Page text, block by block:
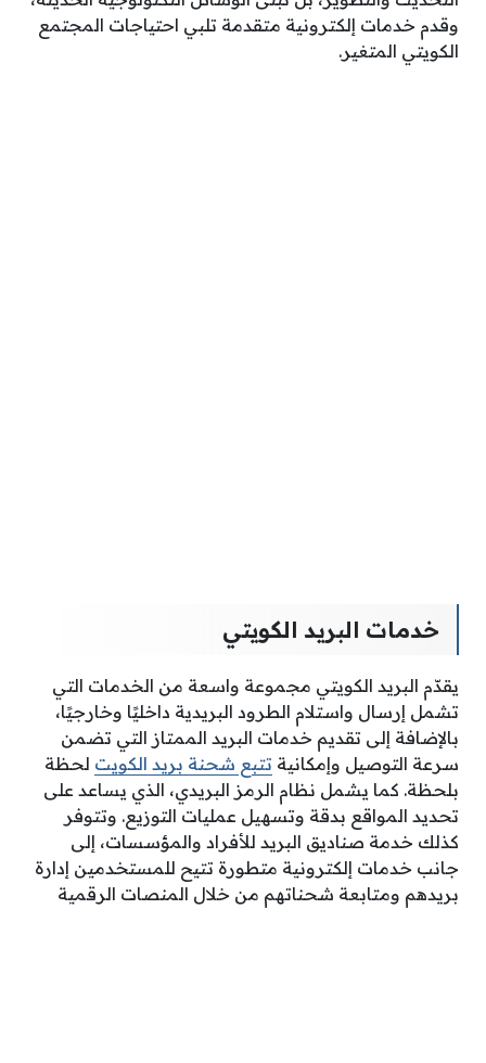
وقدم خدمات إلكترونية متقدمة تلبي احتياجات المجتمع
الكويتي المتغير.
خدمات البريد الكويتي
يقدّم البريد الكويتي مجموعة واسعة من الخدمات التي
تشمل إرسال واستلام الطرود البريدية داخليًا وخارجيًا،
بالإضافة إلى تقديم خدمات البريد الممتاز التي تضمن
سرعة التوصيل وإمكانية تتبع شحنة بريد الكويت لحظة
بلحظة. كما يشمل نظام الرمز البريدي، الذي يساعد على
تحديد المواقع بدقة وتسهيل عمليات التوزيع. وتتوفر
كذلك خدمة صناديق البريد للأفراد والمؤسسات، إلى
جانب خدمات إلكترونية متطورة تتيح للمستخدمين إدارة
بريدهم ومتابعة شحناتهم من خلال المنصات الرقمية